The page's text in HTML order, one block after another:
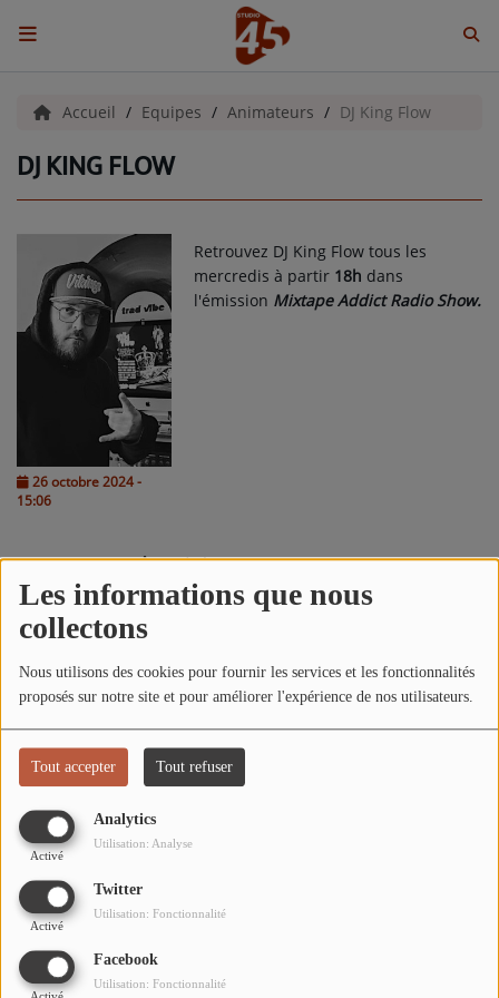
Les informations que nous
collectons
Nous utilisons des cookies pour fournir les services et les fonctionnalités
proposés sur notre site et pour améliorer l'expérience de nos utilisateurs.
Tout accepter Tout refuser
Analytics
Activé
Utilisation: Analyse
Twitter
Activé
Utilisation: Fonctionnalité
Facebook
Utilisation: Fonctionnalité
ACCUEIL
Emissions
GIEN, SA FABULEUSE HISTOIRE
GRAFFITI CINÉMA
LES ASSOCIÉS DU JOUR
LA CHRONIQUE ENVIRONNEMENTALE
LA CHRONIQUE MUSICALE
L'ÉNERGIE DES 9 ÉTOILES
MIXTAPE ADDICT RADIO SHOW
"SI ON CHANTAIT", L'ÉMISSION
SONS 2 DARONS
EQUIPE
PODCASTS
INTERVIEW
Musique
TITRES DIFFUSÉS
Accueil Equipes Animateurs DJ King Flow
DJ KING FLOW
26 octobre 2024 -
15:06
Retrouvez DJ King Flow tous les
mercredis à partir 18h dans
l'émission Mixtape Addict Radio Show.
Commentaires(0)
Connectez-vous pour commenter cet article